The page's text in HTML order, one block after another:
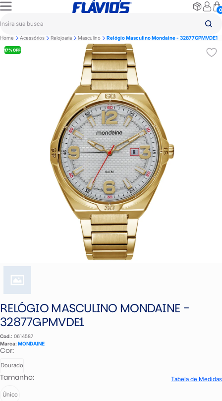
0
Home Acessórios Relojoaria Masculino Relógio Masculino Mondaine - 32877GPMVDE1
17% OFF
RELÓGIO MASCULINO MONDAINE -
32877GPMVDE1
Cod.: 0614587
Marca: MONDAINE
Cor:
Dourado
Tamanho: Tabela de Medidas
Único